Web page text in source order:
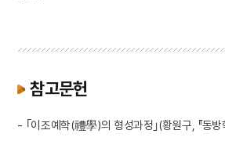
참고문헌
- ｢이조예학(禮學)의 형성과정｣(황원구, 『동방